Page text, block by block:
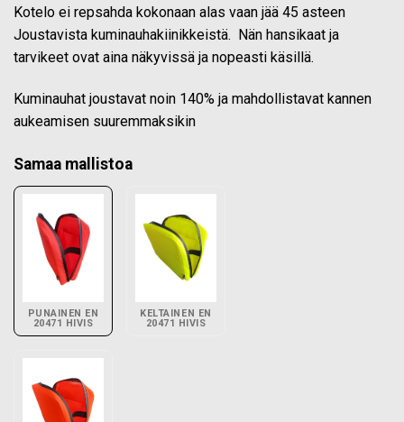
Kotelo ei repsahda kokonaan alas vaan jää 45 asteen
Joustavista kuminauhakiinikkeistä. Nän hansikaat ja
tarvikeet ovat aina näkyvissä ja nopeasti käsillä.
Kuminauhat joustavat noin 140% ja mahdollistavat kannen
aukeamisen suuremmaksikin
Samaa mallistoa
PUNAINEN EN
20471 HIVIS
KELTAINEN EN
20471 HIVIS